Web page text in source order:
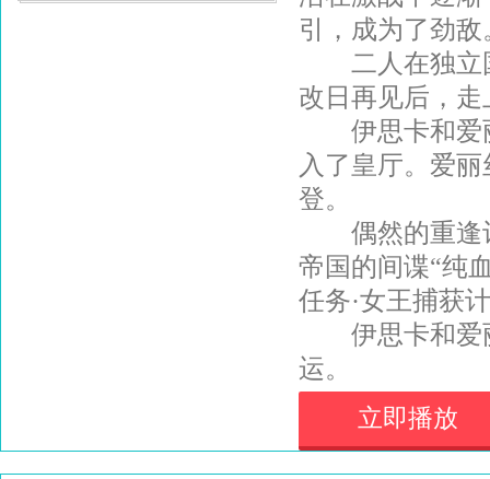
引，成为了劲敌
二人在独立国
改日再见后，
伊思卡和爱丽
入了皇厅。爱
登。
偶然的重逢让
帝国的间谍“纯
任务·女王捕获
伊思卡和爱丽
运。
立即播放